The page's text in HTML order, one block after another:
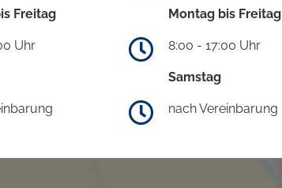
Freitag
Uhr
Montag bis Freitag
8:00 - 17:00 Uhr
Samstag
nach Vereinbarung